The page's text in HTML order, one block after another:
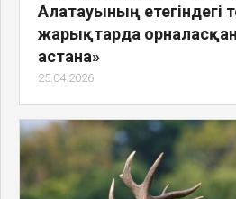
Алатауының етегіндегі
жарықтарда
астана»
25.04.2026